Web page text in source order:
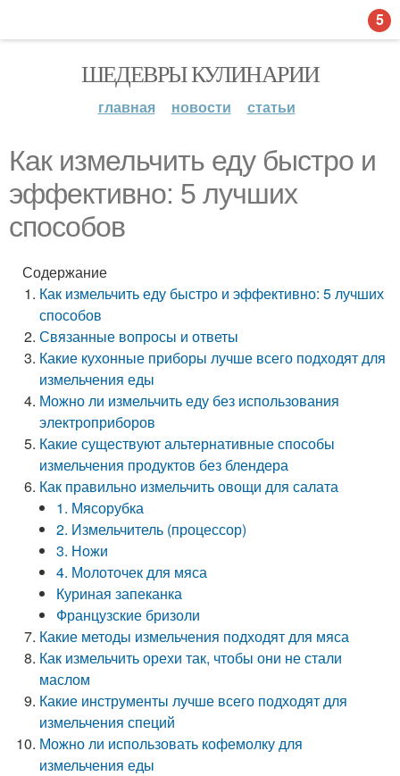
ШЕДЕВРЫ КУЛИНАРИИ
главная новости статьи
Как измельчить еду быстро и
эффективно: 5 лучших
способов
Содержание
Как измельчить еду быстро и эффективно: 5 лучших
способов
Связанные вопросы и ответы
Какие кухонные приборы лучше всего подходят для
измельчения еды
Можно ли измельчить еду без использования
электроприборов
Какие существуют альтернативные способы
измельчения продуктов без блендера
Как правильно измельчить овощи для салата
1. Мясорубка
2. Измельчитель (процессор)
3. Ножи
4. Молоточек для мяса
Куриная запеканка
Французские бризоли
Какие методы измельчения подходят для мяса
Как измельчить орехи так, чтобы они не стали
маслом
Какие инструменты лучше всего подходят для
измельчения специй
Можно ли использовать кофемолку для
измельчения еды
5